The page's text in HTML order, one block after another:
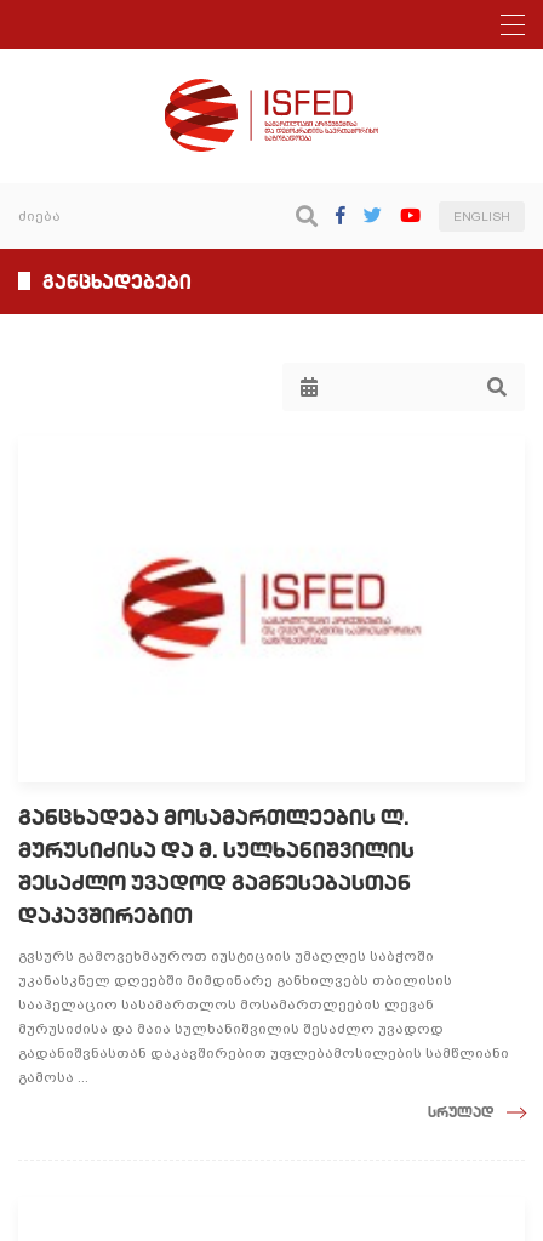
ENGLISH
განცხადებები
განცხადება მოსამართლეების ლ.
მურუსიძისა და მ. სულხანიშვილის
შესაძლო უვადოდ გამწესებასთან
დაკავშირებით
გვსურს გამოვეხმაუროთ იუსტიციის უმაღლეს საბჭოში
უკანასკნელ დღეებში მიმდინარე განხილვებს თბილისის
სააპელაციო სასამართლოს მოსამართლეების ლევან
მურუსიძისა და მაია სულხანიშვილის შესაძლო უვადოდ
გადანიშვნასთან დაკავშირებით უფლებამოსილების სამწლიანი
გამოსა ...
სრულად